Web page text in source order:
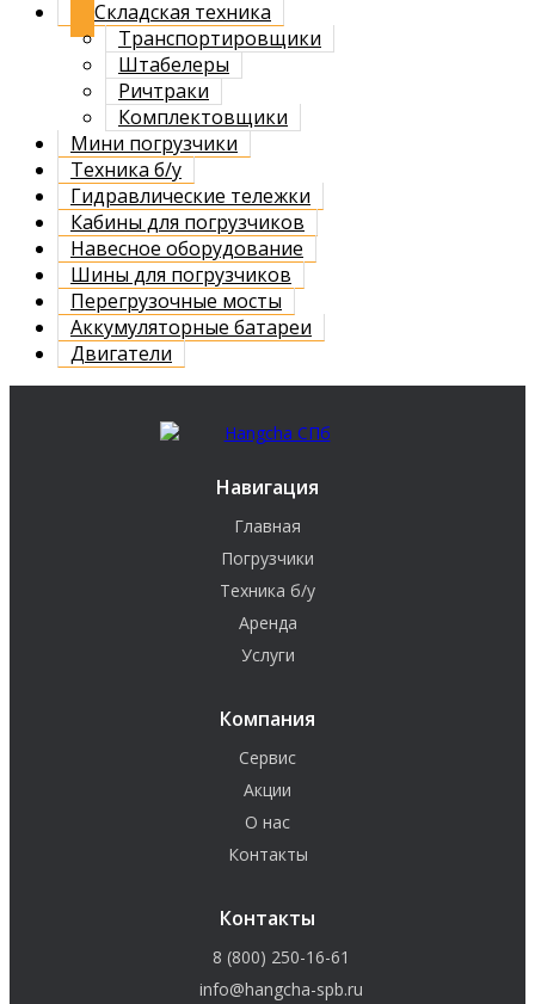
Складская техника
Транспортировщики
Штабелеры
Ричтраки
Комплектовщики
Мини погрузчики
Техника б/у
Гидравлические тележки
Кабины для погрузчиков
Навесное оборудование
Шины для погрузчиков
Перегрузочные мосты
Аккумуляторные батареи
Двигатели
Навигация
Главная
Погрузчики
Техника б/у
Аренда
Услуги
Компания
Сервис
Акции
О нас
Контакты
Контакты
8 (800) 250-16-61
info@hangcha-spb.ru